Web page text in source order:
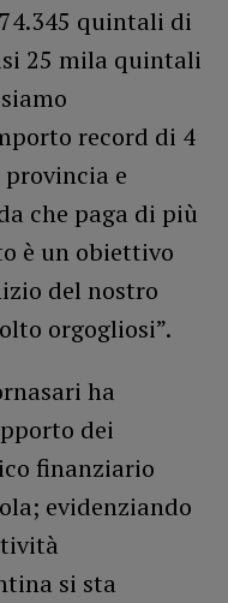
quintali di
25 mila quintali
record di 4
e
che paga di più
è un obiettivo
del nostro
orgogliosi”.
ha
dei
finanziario
evidenziando
si sta